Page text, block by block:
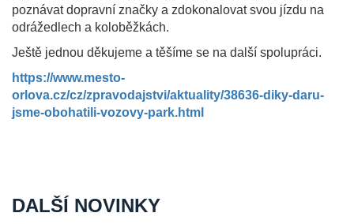
poznávat dopravní značky a zdokonalovat svou jízdu na
odrážedlech a koloběžkách.
Ještě jednou děkujeme a těšíme se na další spolupráci.
https://www.mesto-
orlova.cz/cz/zpravodajstvi/aktuality/38636-diky-daru-
jsme-obohatili-vozovy-park.html
DALŠÍ NOVINKY